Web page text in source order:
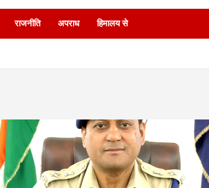
राजनीति अपराध हिमालय से